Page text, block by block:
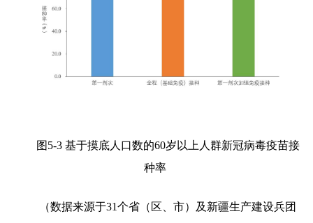
图5-3 基于摸底人口数的60岁以上人群新冠病毒疫苗接
种率
（数据来源于31个省（区、市）及新疆生产建设兵团